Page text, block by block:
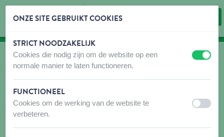
Inhoud overslaan
Taalkeuze overslaan
WAAR KOPEN
Vind snel en gemakkelijk verkooppunten voor onze
Aarzel niet om voor uw bezoek contact op te nemen met de
aanbevolen winkel(s) om er zeker van te zijn dat de producten die
ONZE SITE GEBRUIKT COOKIES
STRICT NOODZAKELIJK
Cookies die nodig zijn om de website op een
normale manier te laten functioneren.
uit aan
FUNCTIONEEL
Cookies om de werking van de website te
verbeteren.
uit aan